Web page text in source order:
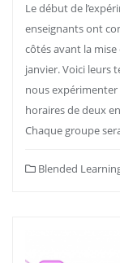
Le début de
enseignants ont
côtés avant la
janvier. Voici leurs
nous expérimenter
horaires de deux
Chaque groupe
Blended